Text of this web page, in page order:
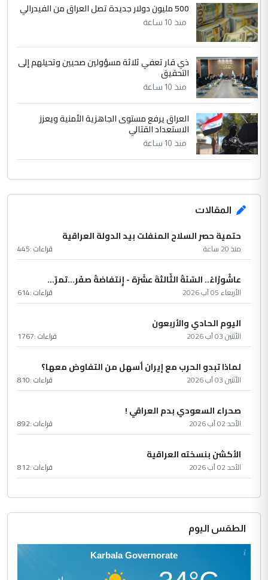
500 مليون دولار جديدة تصل العراق من الفيدرالي
منذ 10 ساعة
ذي قار تعفي ثلاثة مسؤولين صحيين وتحيلهم إلى
التحقيق
منذ 10 ساعة
العراق يرفع مستوى الجاهزية الأمنية ويعزز
الاستعداد القتالي
منذ 10 ساعة
المقالات
حتمية حصر السلاح المنفلت بيد الدولة العراقية
منذ 20 ساعة قراءات :445
عاشُورْاءُ.. السّنَةُ الثّالثةَ عشَرَة - إِنتفاضةُ صفَر…تمرّ...
الأربعاء 05 آب 2026 قراءات :614
اليوم الحادي والأربعون
الأثنين 03 آب 2026 قراءات :1767
لماذا تبدو الحرب مع إيران أسهل من التفاوض معها؟
الأثنين 03 آب 2026 قراءات :810
صحراء السعودي بدم العراقي !
الأحد 02 آب 2026 قراءات :892
الأكشن بنسخته العراقية
الأحد 02 آب 2026 قراءات :812
الطقس اليوم
Karbala Governorate